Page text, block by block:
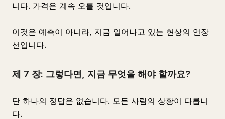
니다. 가격은 계속 오를 것입니다.
이것은 예측이 아니라, 지금 일어나고 있는 현상의 연장
선입니다.
제 7 장: 그렇다면, 지금 무엇을 해야 할까요?
단 하나의 정답은 없습니다. 모든 사람의 상황이 다릅니
다.